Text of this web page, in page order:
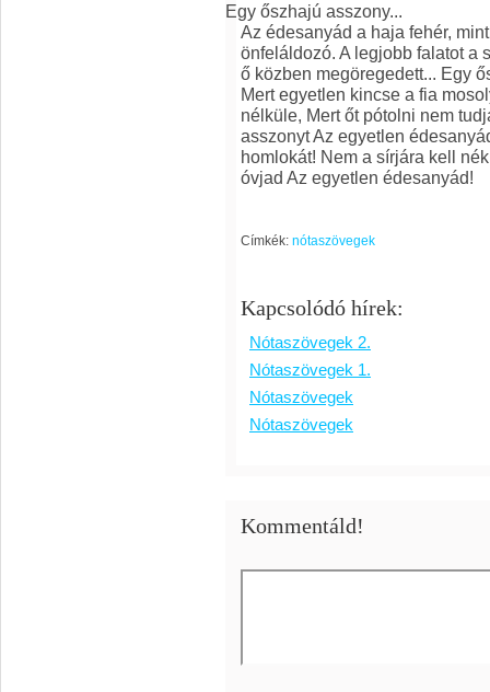
Egy őszhajú asszony...
Az édesanyád a haja fehér,
önfeláldozó. A legjobb falatot a
ő közben megöregedett... Egy
Mert egyetlen kincse a fia
nélküle, Mert őt pótolni nem
asszonyt Az egyetlen
homlokát! Nem a sírjára kell
óvjad Az egyetlen édesanyád!
Címkék: nótaszövegek
Kapcsolódó hírek:
Nótaszövegek 2.
Nótaszövegek 1.
Nótaszövegek
Nótaszövegek
Kommentáld!